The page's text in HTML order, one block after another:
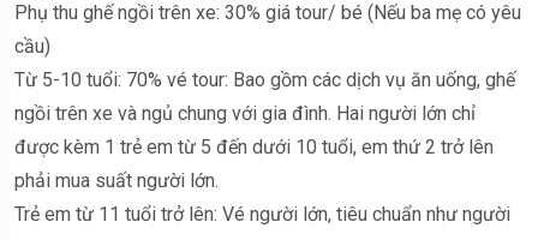
Phụ thu ghế ngồi trên xe: 30% giá tour/ bé (Nếu ba mẹ có yêu
cầu)
Từ 5-10 tuổi: 70% vé tour: Bao gồm các dịch vụ ăn uống, ghế
ngồi trên xe và ngủ chung với gia đình. Hai người lớn chỉ
được kèm 1 trẻ em từ 5 đến dưới 10 tuổi, em thứ 2 trở lên
phải mua suất người lớn.
Trẻ em từ 11 tuổi trở lên: Vé người lớn, tiêu chuẩn như người